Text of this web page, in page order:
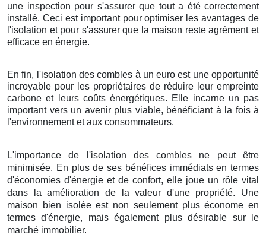
une inspection pour s'assurer que tout a été correctement
installé. Ceci est important pour optimiser les avantages de
l'isolation et pour s'assurer que la maison reste agrément et
efficace en énergie.
En fin, l'isolation des combles à un euro est une opportunité
incroyable pour les propriétaires de réduire leur empreinte
carbone et leurs coûts énergétiques. Elle incarne un pas
important vers un avenir plus viable, bénéficiant à la fois à
l'environnement et aux consommateurs.
L'importance de l'isolation des combles ne peut être
minimisée. En plus de ses bénéfices immédiats en termes
d'économies d'énergie et de confort, elle joue un rôle vital
dans la amélioration de la valeur d'une propriété. Une
maison bien isolée est non seulement plus économe en
termes d'énergie, mais également plus désirable sur le
marché immobilier.